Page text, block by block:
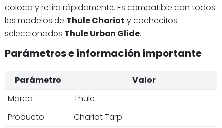
coloca y retira rápidamente. Es compatible con todos
los modelos de Thule Chariot y cochecitos
seleccionados Thule Urban Glide.
Parámetros e información importante
Parámetro
Valor
Marca
Thule
Producto
Chariot Tarp